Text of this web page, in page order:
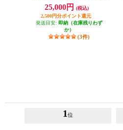
ドサウンドを実現/アクティブ・ノ
イズキャンセリング搭載/防滴性
能/ブラック】 AHC15PLBKEM
25,000円
(税込)
2,500円分ポイント還元
発送目安: 即納（在庫残りわず
か）
(3件)
1 位